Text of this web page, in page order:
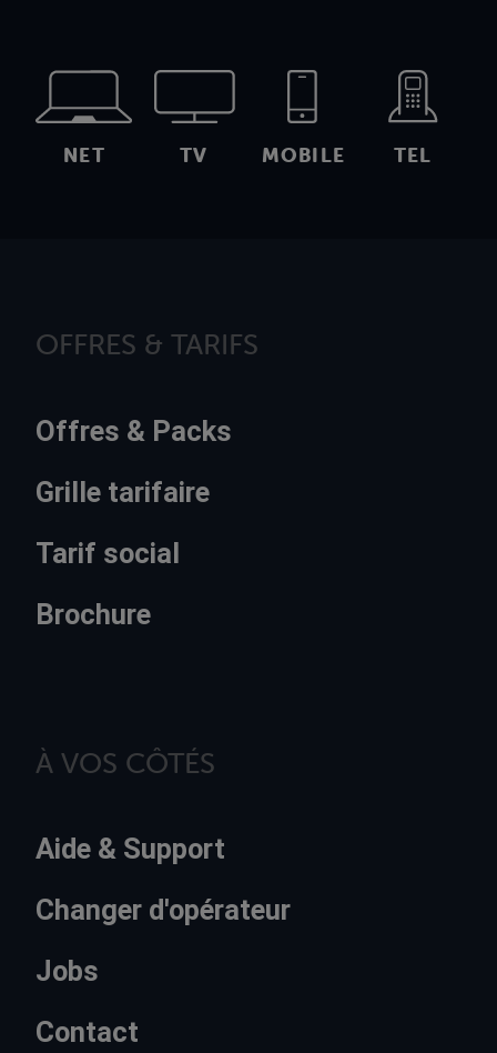
NET TV MOBILE TEL
OFFRES & TARIFS
Offres & Packs
Grille tarifaire
Tarif social
Brochure
À VOS CÔTÉS
Aide & Support
Changer d'opérateur
Jobs
Contact